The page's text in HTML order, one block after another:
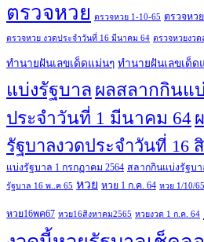
ตรวจหวย ตรวจหวย 1-10-65 ตรวจหว
ตรวจหวย งวดประจำวันที่ 16 มีนาคม 64 ตรวจหวยงว
ทํานายฝันเลขเด็ดแม่นๆ ทํานายฝันเลขเด็ด
แบ่งรัฐบาล ผลสลากกินแ
ประจำวันที่ 1 มีนาคม 64
รัฐบาลงวดประจำวันที่ 16
แบ่งรัฐบาล 1 กรกฏาคม 2564 สลากกินแบ่งรัฐบา
รัฐบาล 16 พ..ค 65 หวย หวย 1 ก.ค. 64 หวย 1/10/65
หวย16พค67 หวย16สิงหาคม2565 หวยงวด 1 ก.ค. 64